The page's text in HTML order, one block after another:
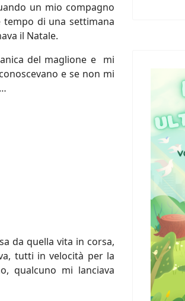
un mio compagno
tempo di una settimana
il Natale.
del maglione e mi
e se non mi
da quella vita in corsa,
tutti in velocità per la
qualcuno mi lanciava